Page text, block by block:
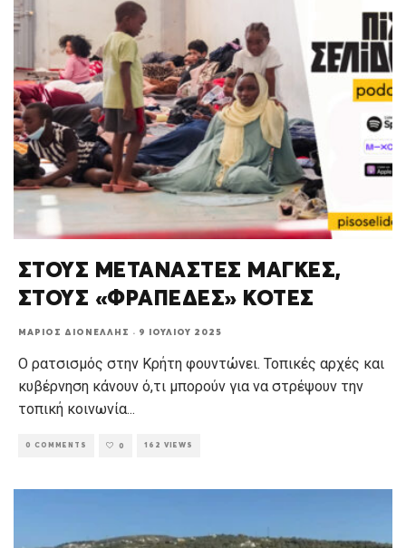
ΣΤΟΥΣ ΜΕΤΑΝΑΣΤΕΣ ΜΑΓΚΕΣ,
ΣΤΟΥΣ «ΦΡΑΠΕΔΕΣ» ΚΟΤΕΣ
ΜΆΡΙΟΣ ΔΙΟΝΈΛΛΗΣ · 9 ΙΟΥΛΊΟΥ 2025
Ο ρατσισμός στην Κρήτη φουντώνει. Τοπικές αρχές και
κυβέρνηση κάνουν ό,τι μπορούν για να στρέψουν την
τοπική κοινωνία...
0 COMMENTS 0 162 VIEWS